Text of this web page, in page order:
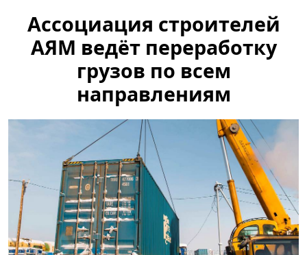
Ассоциация строителей
АЯМ ведёт переработку
грузов по всем
направлениям